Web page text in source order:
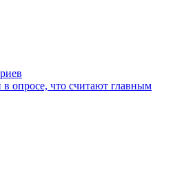
опросе, что считают главным